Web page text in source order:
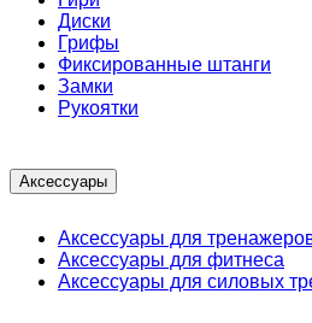
Диски
Грифы
Фиксированные штанги
Замки
Рукоятки
Аксессуары
Аксессуары для
Аксессуары для фитнеса
Аксессуары для силовых